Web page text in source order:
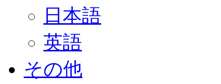
日本語
英語
その他